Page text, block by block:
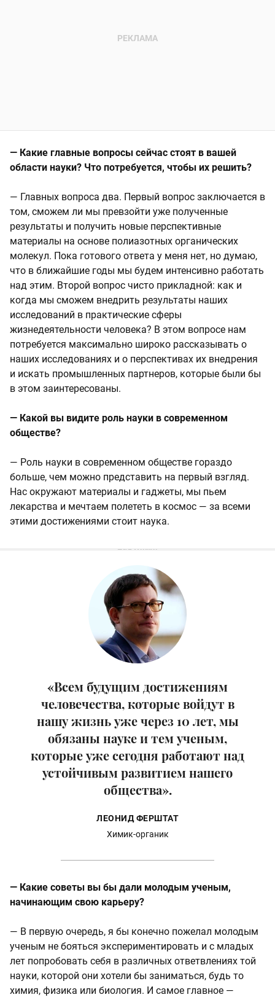
— Какие главные вопросы сейчас стоят в вашей
области науки? Что потребуется, чтобы их решить?
— Главных вопроса два. Первый вопрос заключается в
том, сможем ли мы превзойти уже полученные
результаты и получить новые перспективные
материалы на основе полиазотных органических
молекул. Пока готового ответа у меня нет, но думаю,
что в ближайшие годы мы будем интенсивно работать
над этим. Второй вопрос чисто прикладной: как и
когда мы сможем внедрить результаты наших
исследований в практические сферы
жизнедеятельности человека? В этом вопросе нам
потребуется максимально широко рассказывать о
наших исследованиях и о перспективах их внедрения
и искать промышленных партнеров, которые были бы
в этом заинтересованы.
— Какой вы видите роль науки в современном
обществе?
— Роль науки в современном обществе гораздо
больше, чем можно представить на первый взгляд.
Нас окружают материалы и гаджеты, мы пьем
лекарства и мечтаем полететь в космос — за всеми
этими достижениями стоит наука.
«Всем будущим достижениям
человечества, которые войдут в
нашу жизнь уже через 10 лет, мы
обязаны науке и тем ученым,
которые уже сегодня работают над
устойчивым развитием нашего
общества».
ЛЕОНИД ФЕРШТАТ
Химик-органик
— Какие советы вы бы дали молодым ученым,
начинающим свою карьеру?
— В первую очередь, я бы конечно пожелал молодым
ученым не бояться экспериментировать и с младых
лет попробовать себя в различных ответвлениях той
науки, которой они хотели бы заниматься, будь то
химия, физика или биология. И самое главное —